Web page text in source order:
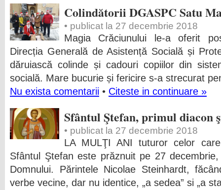
Colindătorii DGASPC Satu
• publicat la 27 decembrie 2018
Magia Crăciunului le-a oferit
Direcția Generală de Asistență Socială și
dăruiască colinde și cadouri copiilor din
socială. Mare bucurie și fericire s-a strecurat
Nu exista comentarii • Citeste in continuare »
Sfântul Ştefan, primul
• publicat la 27 decembrie 2018
LA MULŢI ANI tuturor celor
Sfântul Ştefan este prăznuit pe 27
Domnului. Părintele Nicolae Steinhardt,
verbe vecine, dar nu identice, „a sedea” si „a